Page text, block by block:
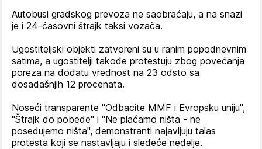
Autobusi gradskog prevoza ne saobraćaju, a na snazi
je i 24-časovni štrajk taksi vozača.
Ugostiteljski objekti zatvoreni su u ranim popodnevnim
satima, a ugostitelji takođe protestuju zbog povećanja
poreza na dodatu vrednost na 23 odsto sa
dosadašnjih 12 procenata.
Noseći transparente "Odbacite MMF i Evropsku uniju",
"Štrajk do pobede" i "Ne plaćamo ništa - ne
posedujemo ništa", demonstranti najavljuju talas
protesta koji se nastavljaju i sledeće nedelje.